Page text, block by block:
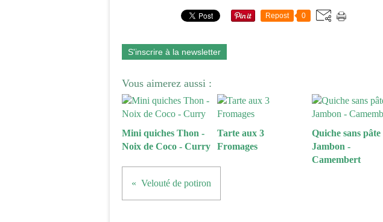
Repost 0
S'inscrire à la newsletter
Vous aimerez aussi :
Mini quiches Thon -
Noix de Coco - Curry
Tarte aux 3
Fromages
Quiche sans pâte
Jambon -
Camembert
Velouté de potiron